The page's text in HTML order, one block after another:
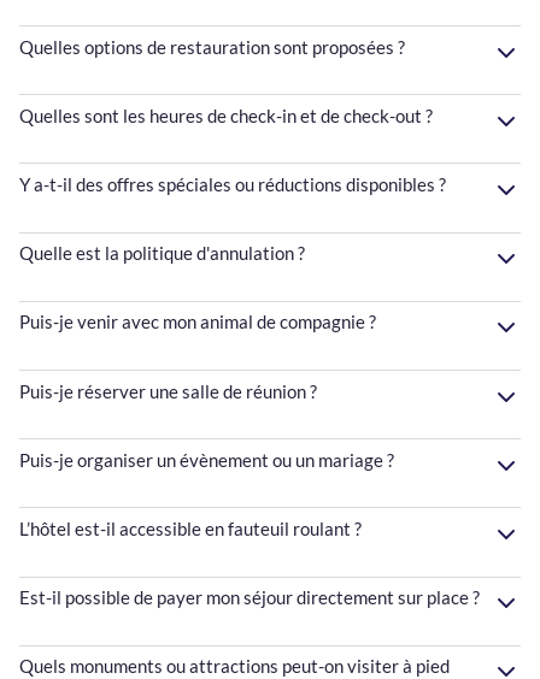
Quelles options de restauration sont proposées ?
Quelles sont les heures de check-in et de check-out ?
Y a-t-il des offres spéciales ou réductions disponibles ?
Quelle est la politique d'annulation ?
Puis-je venir avec mon animal de compagnie ?
Puis-je réserver une salle de réunion ?
Puis-je organiser un évènement ou un mariage ?
L’hôtel est-il accessible en fauteuil roulant ?
Est-il possible de payer mon séjour directement sur place ?
Quels monuments ou attractions peut-on visiter à pied